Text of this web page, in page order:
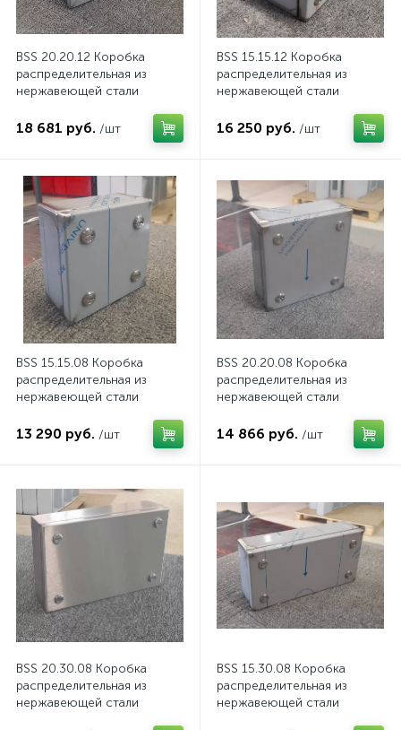
BSS 20.20.12 Коробка
распределительная из
нержавеющей стали
18 681 руб. /шт
BSS 15.15.12 Коробка
распределительная из
нержавеющей стали
16 250 руб. /шт
BSS 15.15.08 Коробка
распределительная из
нержавеющей стали
13 290 руб. /шт
BSS 20.20.08 Коробка
распределительная из
нержавеющей стали
14 866 руб. /шт
BSS 20.30.08 Коробка
распределительная из
нержавеющей стали
BSS 15.30.08 Коробка
распределительная из
нержавеющей стали